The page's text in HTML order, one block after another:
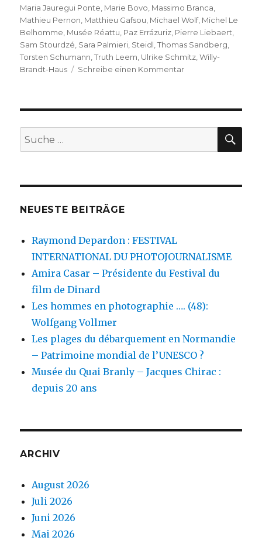
Maria Jauregui Ponte Marie Bovo Massimo Branca
Mathieu Pernon Matthieu Gafsou Michael Wolf, Michel Le
Belhomme Musée Réattu Paz Errázuriz Pierre Liebaert
Sam Stourdzé Sara Palmieri Steidl ,Thomas Sandberg
Torsten Schumann ,Truth Leem Ulrike Schmitz ,Willy-
Brandt-Haus
Schreibe einen Kommentarzu
Photographie
2017
Suche
nach:
NEUESTE BEITRÄGE
Raymond Depardon : FESTIVAL
INTERNATIONAL DU PHOTOJOURNALISME
Amira Casar – Présidente du Festival du
film de Dinard
Les hommes en photographie …. (48):
Wolfgang Vollmer
Les plages du débarquement en Normandie
– Patrimoine mondial de l’UNESCO ?
Musée du Quai Branly – Jacques Chirac :
depuis 20 ans
ARCHIV
August 2026
Juli 2026
Juni 2026
Mai 2026